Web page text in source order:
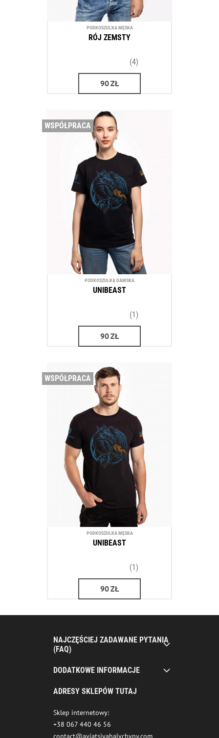
PODKOSZULKA MĘSKA
RÓJ ZEMSTY
(4)
90ZŁ
WSPÓŁPRACA
PODKOSZULKA DAMSKA
UNIBEAST
(1)
90ZŁ
WSPÓŁPRACA
PODKOSZULKA MĘSKA
UNIBEAST
(1)
90ZŁ
NAJCZĘŚCIEJ ZADAWANE PYTANIA
(FAQ)
DODATKOWE INFORMACJE
ADRESY SKLEPÓW TUTAJ
Sklep internetowy:
+38 067 440 46 56
contact@aviatsiyahalychyny.com